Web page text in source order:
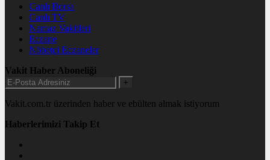
Canlı Borsa
Canlı TV
Namaz Vakitleri
Eczane
Nöbetçi Eczaneler
Vakit Haber Aboneliği
+
Vakit.com.tr üzerinden haber ve ebülten almak istiyorum
Haberlerimizi Takip Et